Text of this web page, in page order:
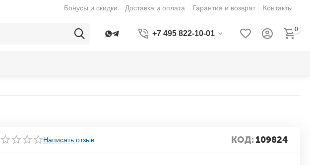
Бонусы и скидки Доставка и оплата Гарантия и возврат Контакты
+7 495 822-10-01 0
Написать отзыв КОД:109824